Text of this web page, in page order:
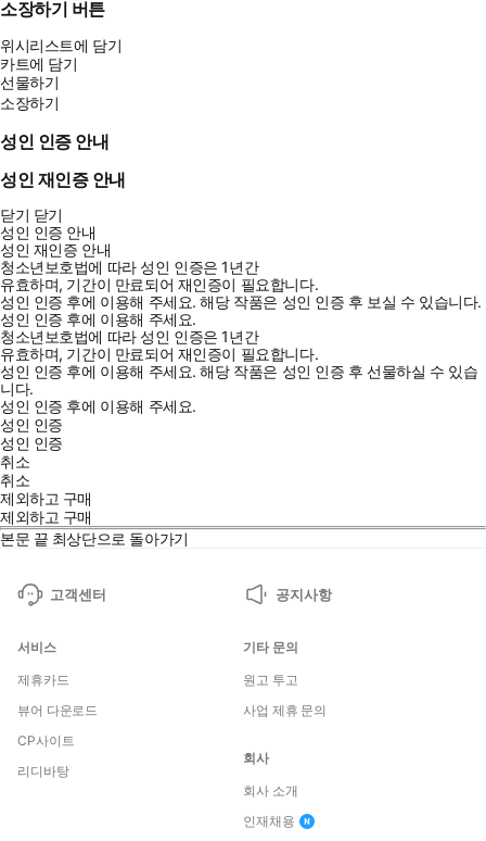
소장하기 버튼
위시리스트에 담기
카트에 담기
선물하기
소장하기
성인 인증 안내
성인 재인증 안내
닫기 닫기
성인 인증 안내
성인 재인증 안내
청소년보호법에 따라 성인 인증은 1년간
유효하며, 기간이 만료되어 재인증이 필요합니다.
성인 인증 후에 이용해 주세요.해당 작품은 성인 인증 후 보실 수 있습니다.
성인 인증 후에 이용해 주세요.
청소년보호법에 따라 성인 인증은 1년간
유효하며, 기간이 만료되어 재인증이 필요합니다.
성인 인증 후에 이용해 주세요.해당 작품은 성인 인증 후 선물하실 수 있습
니다.
성인 인증 후에 이용해 주세요.
성인 인증
성인 인증
취소
취소
제외하고 구매
제외하고 구매
본문 끝 최상단으로 돌아가기
고객센터 공지사항
서비스
제휴카드
뷰어 다운로드
CP사이트
리디바탕
기타 문의
원고 투고
사업 제휴 문의
회사
회사 소개
인재채용